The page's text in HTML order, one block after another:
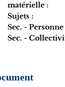
matérielle :
Sujets :
Sec. - Personne
Sec. -